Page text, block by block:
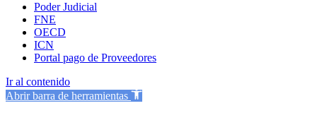
Poder Judicial
FNE
OECD
ICN
Portal pago de Proveedores
Ir al contenido
Abrir barra de herramientas